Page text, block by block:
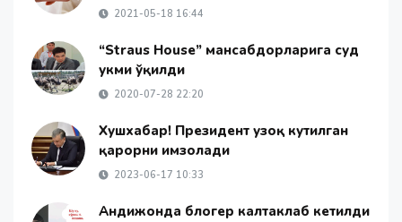
2021-05-18 16:44
“Straus House” мансабдорларига суд
ҳукми ўқилди
2020-07-28 22:20
Хушхабар! Президент узоқ кутилган
қарорни имзолади
2023-06-17 10:33
Андижонда блогер калтаклаб кетилди